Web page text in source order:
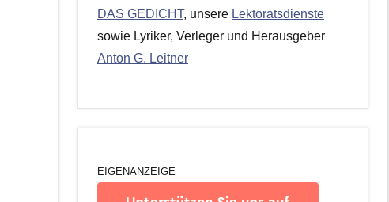
DAS GEDICHT, unsere Lektoratsdienste
sowie Lyriker, Verleger und Herausgeber
Anton G. Leitner
EIGENANZEIGE